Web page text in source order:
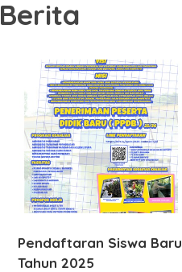
Berita
Pendaftaran Siswa Baru
Tahun 2025